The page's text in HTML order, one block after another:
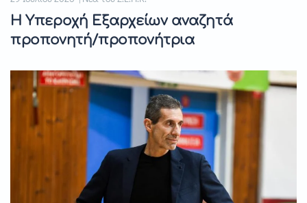
Η Υπεροχή Εξαρχείων αναζητά
προπονητή/προπονήτρια